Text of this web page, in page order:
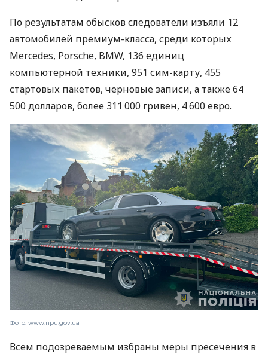
По результатам обысков следователи изъяли 12
автомобилей премиум-класса, среди которых
Mercedes, Porsche, BMW, 136 единиц
компьютерной техники, 951 сим-карту, 455
стартовых пакетов, черновые записи, а также 64
500 долларов, более 311 000 гривен, 4 600 евро.
Фото: www.npu.gov.ua
Всем подозреваемым избраны меры пресечения в